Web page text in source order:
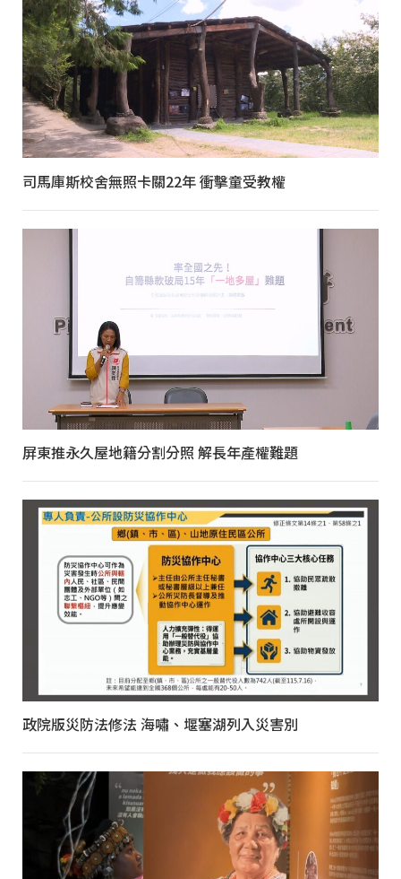
司馬庫斯校舍無照卡關22年 衝擊童受教權
屏東推永久屋地籍分割分照 解長年產權難題
政院版災防法修法 海嘯、堰塞湖列入災害別